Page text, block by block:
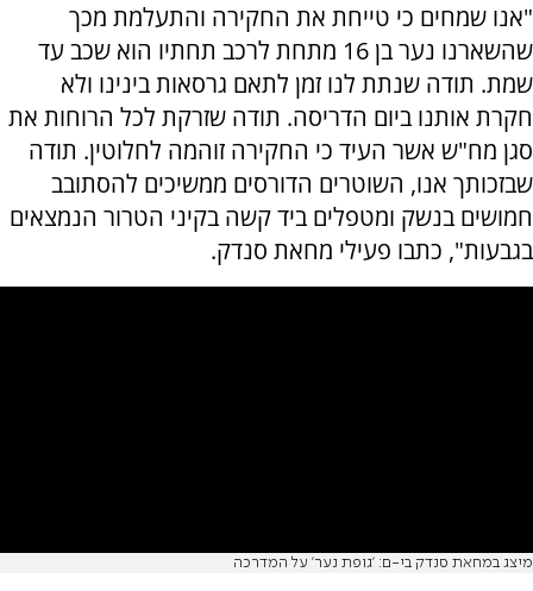
"אנו שמחים כי טייחת את החקירה והתעלמת מכך
שהשארנו נער בן 16 מתחת לרכב תחתיו הוא שכב עד
שמת. תודה שנתת לנו זמן לתאם גרסאות בינינו ולא
חקרת אותנו ביום הדריסה. תודה שזרקת לכל הרוחות את
סגן מח"ש אשר העיד כי החקירה זוהמה לחלוטין. תודה
שבזכותך אנו, השוטרים הדורסים ממשיכים להסתובב
חמושים בנשק ומטפלים ביד קשה בקיני הטרור הנמצאים
בגבעות", כתבו פעילי מחאת סנדק.
מיצג במחאת סנדק בי-ם: 'גופת נער' על המדרכה